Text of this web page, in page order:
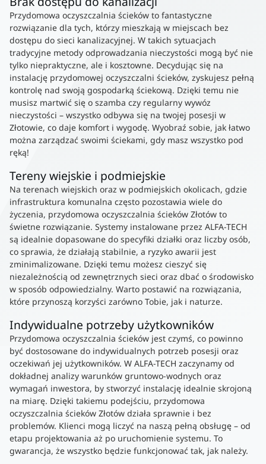
Przydomowa oczyszczalnia ścieków to fantastyczne
rozwiązanie dla tych, którzy mieszkają w miejscach bez
dostępu do sieci kanalizacyjnej. W takich sytuacjach
tradycyjne metody odprowadzania nieczystości mogą być nie
tylko niepraktyczne, ale i kosztowne. Decydując się na
instalację przydomowej oczyszczalni ścieków, zyskujesz pełną
kontrolę nad swoją gospodarką ściekową. Dzięki temu nie
musisz martwić się o szamba czy regularny wywóz
nieczystości – wszystko odbywa się na twojej posesji w
Złotowie, co daje komfort i wygodę. Wyobraź sobie, jak łatwo
można zarządzać swoimi ściekami, gdy masz wszystko pod
ręką!
Tereny wiejskie i podmiejskie
Na terenach wiejskich oraz w podmiejskich okolicach, gdzie
infrastruktura komunalna często pozostawia wiele do
życzenia, przydomowa oczyszczalnia ścieków Złotów to
świetne rozwiązanie. Systemy instalowane przez ALFA-TECH
są idealnie dopasowane do specyfiki działki oraz liczby osób,
co sprawia, że działają stabilnie, a ryzyko awarii jest
zminimalizowane. Dzięki temu możesz cieszyć się
niezależnością od zewnętrznych sieci oraz dbać o środowisko
w sposób odpowiedzialny. Warto postawić na rozwiązania,
które przynoszą korzyści zarówno Tobie, jak i naturze.
Indywidualne potrzeby użytkowników
Przydomowa oczyszczalnia ścieków jest czymś, co powinno
być dostosowane do indywidualnych potrzeb posesji oraz
oczekiwań jej użytkowników. W ALFA-TECH zaczynamy od
dokładnej analizy warunków gruntowo-wodnych oraz
wymagań inwestora, by stworzyć instalację idealnie skrojoną
na miarę. Dzięki takiemu podejściu, przydomowa
oczyszczalnia ścieków Złotów działa sprawnie i bez
problemów. Klienci mogą liczyć na naszą pełną obsługę – od
etapu projektowania aż po uruchomienie systemu. To
gwarancja, że wszystko będzie funkcjonować tak, jak należy.